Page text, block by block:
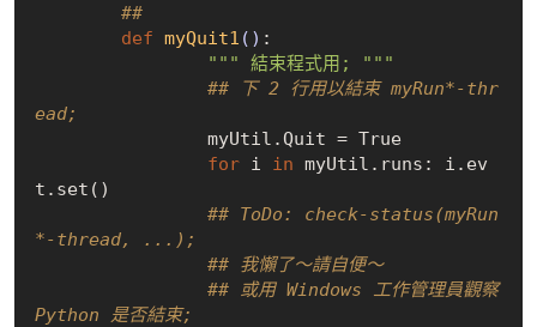
##
def myQuit1 () :
""" 結束程式用; """
## 下 2 行用以結束 myRun*-thr
ead;
		myUtil.Quit =
True
for i in myUtil.runs: i.ev
t.set()
## ToDo: check-status(myRun
*-thread, ...);
## 我懶了～請自便～
## 或用 Windows 工作管理員觀察
Python 是否結束;